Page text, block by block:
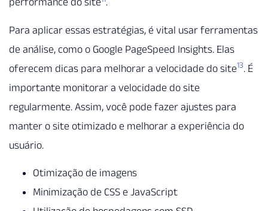
Para aplicar essas estratégias, é vital usar ferramentas
de análise, como o Google PageSpeed Insights. Elas
oferecem dicas para melhorar a velocidade do site13. É
importante monitorar a velocidade do site
regularmente. Assim, você pode fazer ajustes para
manter o site otimizado e melhorar a experiência do
usuário.
Otimização de imagens
Minimização de CSS e JavaScript